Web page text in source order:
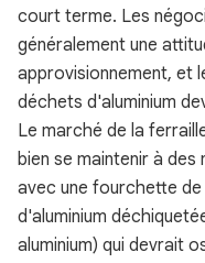
court terme. Les
généralement une
approvisionnement, et
déchets d'aluminium
Le marché de la
bien se maintenir à des
avec une fourchette
d'aluminium
aluminium) qui devrait